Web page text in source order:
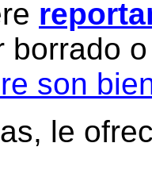
borrado
son
le